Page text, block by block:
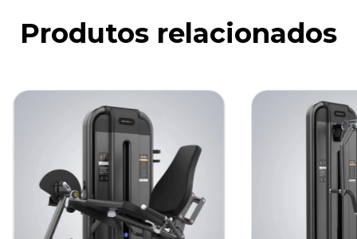
Produtos relacionados